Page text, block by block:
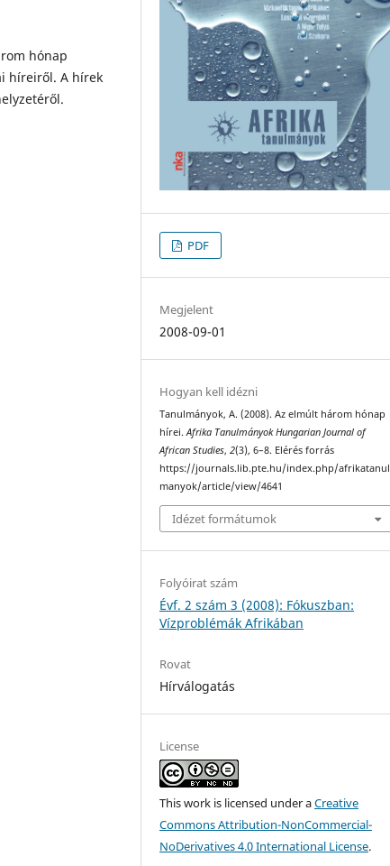
hónap
híreiről. A hírek
PDF
Megjelent
2008-09-01
Hogyan kell idézni
Tanulmányok, A. (2008). Az elmúlt három hónap
hírei.Afrika Tanulmányok Hungarian Journal of
African Studies,2(3), 6–8. Elérés forrás
https://journals.lib.pte.hu/index.php/afrikatanul
manyok/article/view/4641
Idézet formátumok
Folyóirat szám
Évf. 2 szám 3 (2008): Fókuszban:
Vízproblémák Afrikában
Rovat
Hírválogatás
License
This work is licensed under aCreative
Commons Attribution-NonCommercial-
NoDerivatives 4.0 International License.